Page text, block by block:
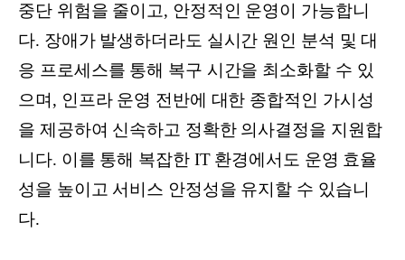
중단 위험을 줄이고, 안정적인 운영이 가능합니
다. 장애가 발생하더라도 실시간 원인 분석 및 대
응 프로세스를 통해 복구 시간을 최소화할 수 있
으며, 인프라 운영 전반에 대한 종합적인 가시성
을 제공하여 신속하고 정확한 의사결정을 지원합
니다. 이를 통해 복잡한 IT 환경에서도 운영 효율
성을 높이고 서비스 안정성을 유지할 수 있습니
다.